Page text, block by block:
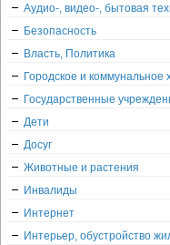
Аудио-, видео-, бытовая
Безопасность
Власть, Политика
Городское и коммунальное
Государственные
Дети
Досуг
Животные и растения
Инвалиды
Интернет
Интерьер, обустройство